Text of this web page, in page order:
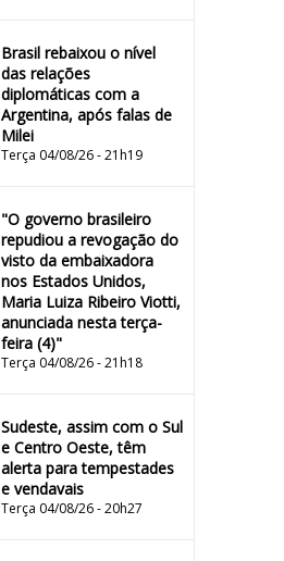
Brasil rebaixou o nível
das relações
diplomáticas com a
Argentina, após falas de
Milei
Terça 04/08/26 - 21h19
"O governo brasileiro
repudiou a revogação do
visto da embaixadora
nos Estados Unidos,
Maria Luiza Ribeiro Viotti,
anunciada nesta terça-
feira (4)"
Terça 04/08/26 - 21h18
Sudeste, assim com o Sul
e Centro Oeste, têm
alerta para tempestades
e vendavais
Terça 04/08/26 - 20h27